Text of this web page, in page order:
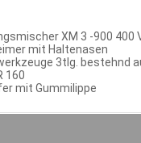
XM 3 -900 400
mit Haltenasen
3tlg. bestehnd
160
mit Gummilippe